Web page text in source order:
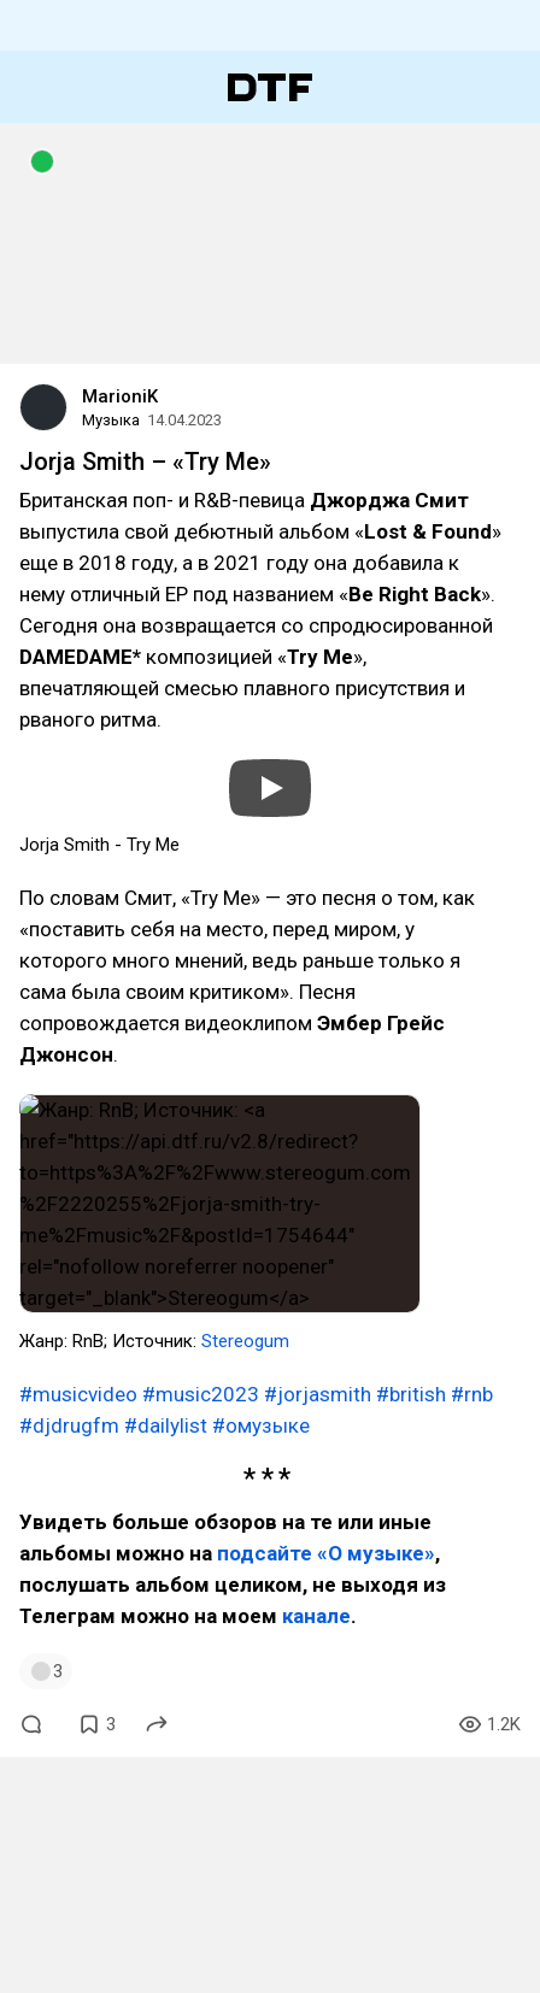
MarioniK
Музыка 14.04.2023
Jorja Smith – «Try Me»
Британская поп- и R&B-певица Джорджа Смит
выпустила свой дебютный альбом «Lost & Found»
еще в 2018 году, а в 2021 году она добавила к
нему отличный EP под названием «Be Right Back».
Сегодня она возвращается со спродюсированной
DAMEDAME* композицией «Try Me»,
впечатляющей смесью плавного присутствия и
рваного ритма.
Jorja Smith - Try Me
По словам Смит, «Try Me» — это песня о том, как
«поставить себя на место, перед миром, у
которого много мнений, ведь раньше только я
сама была своим критиком». Песня
сопровождается видеоклипом Эмбер Грейс
Джонсон.
Жанр: RnB; Источник: Stereogum
#musicvideo #music2023 #jorjasmith #british #rnb
#djdrugfm #dailylist #омузыке
Увидеть больше обзоров на те или иные
альбомы можно на подсайте «О музыке»,
послушать альбом целиком, не выходя из
Телеграм можно на моем канале.
3
3 1.2K